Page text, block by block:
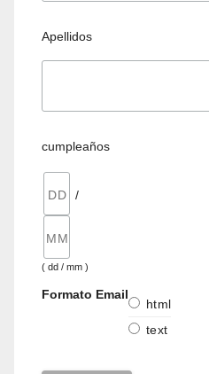
Apellidos
cumpleaños
/
( dd / mm )
Formato Email
html
text